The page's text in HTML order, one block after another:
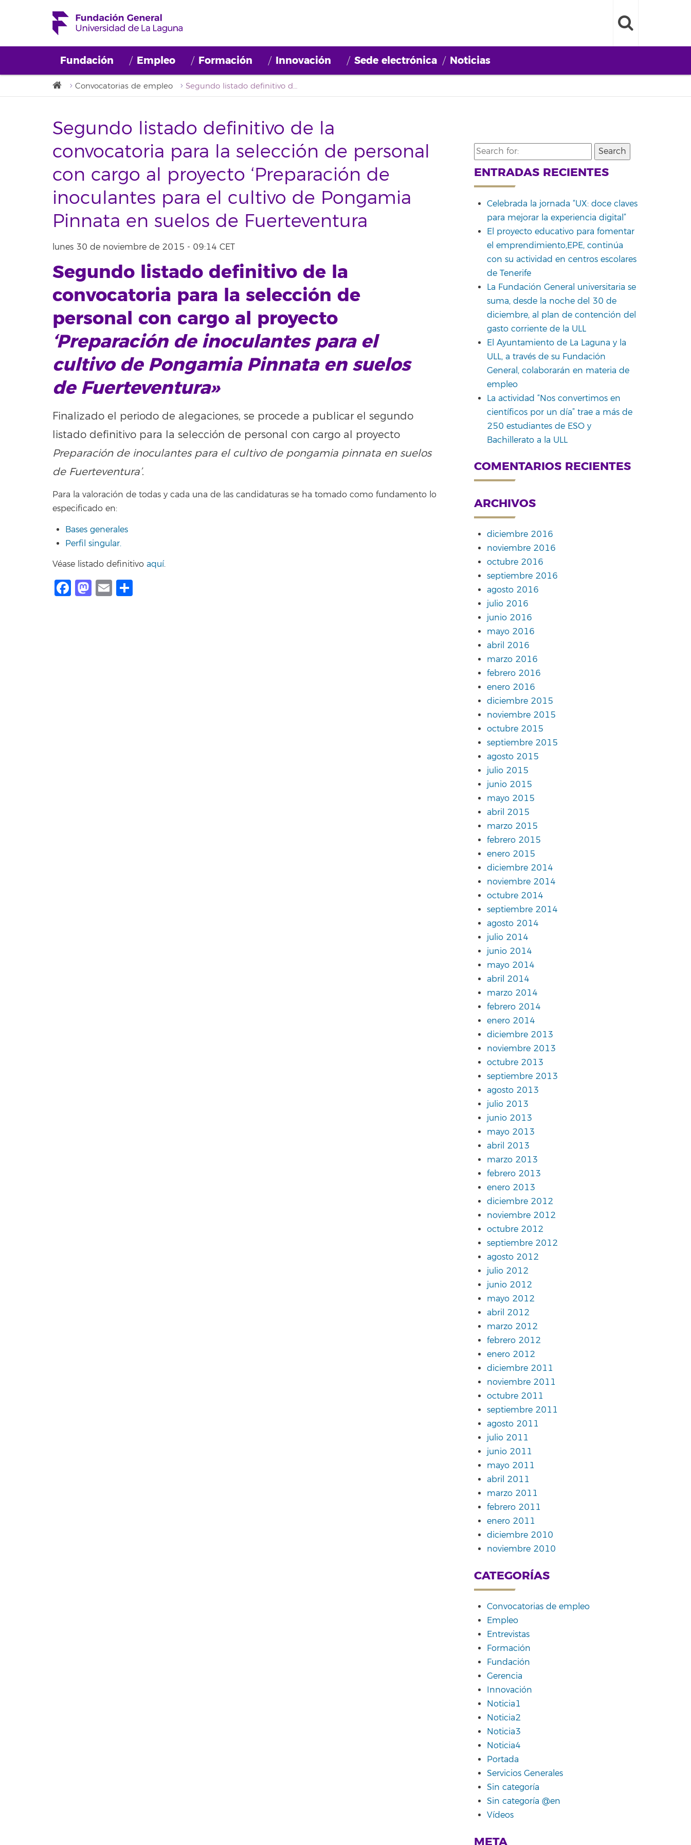
Fundación Empleo Formación Innovación Sede electrónica Noticias
Convocatorias de empleo Segundo listado definitivo de la convocatoria para la selección de personal con cargo al proyecto ‘Preparación de inoculantes para el cultivo de Pongamia Pinnata en suelos de Fuerteventura
Segundo listado definitivo de la
convocatoria para la selección de personal
con cargo al proyecto ‘Preparación de
inoculantes para el cultivo de Pongamia
Pinnata en suelos de Fuerteventura
lunes 30 de noviembre de 2015 - 09:14 CET
Segundo listado definitivo de la
convocatoria para la selección de
personal con cargo al proyecto
‘Preparación de inoculantes para el
cultivo de Pongamia Pinnata en suelos
de Fuerteventura»
Finalizado el periodo de alegaciones, se procede a publicar el segundo
listado definitivo para la selección de personal con cargo al proyecto
Preparación de inoculantes para el cultivo de pongamia pinnata en suelos
de Fuerteventura’.
Para la valoración de todas y cada una de las candidaturas se ha tomado como fundamento lo
especificado en:
Bases generales
Perfil singular.
Véase listado definitivo aquí.
Facebook
Mastodon
Email
Search
for:
ENTRADAS RECIENTES
Celebrada la jornada “UX: doce claves
para mejorar la experiencia digital”
El proyecto educativo para fomentar
el emprendimiento,EPE, continúa
con su actividad en centros escolares
de Tenerife
La Fundación General universitaria se
suma, desde la noche del 30 de
diciembre, al plan de contención del
gasto corriente de la ULL
El Ayuntamiento de La Laguna y la
ULL, a través de su Fundación
General, colaborarán en materia de
empleo
La actividad “Nos convertimos en
científicos por un día” trae a más de
250 estudiantes de ESO y
Bachillerato a la ULL
COMENTARIOS RECIENTES
ARCHIVOS
diciembre 2016
noviembre 2016
octubre 2016
septiembre 2016
agosto 2016
julio 2016
junio 2016
mayo 2016
abril 2016
marzo 2016
febrero 2016
enero 2016
diciembre 2015
noviembre 2015
octubre 2015
septiembre 2015
agosto 2015
julio 2015
junio 2015
mayo 2015
abril 2015
marzo 2015
febrero 2015
enero 2015
diciembre 2014
noviembre 2014
octubre 2014
septiembre 2014
agosto 2014
julio 2014
junio 2014
mayo 2014
abril 2014
marzo 2014
febrero 2014
enero 2014
diciembre 2013
noviembre 2013
octubre 2013
septiembre 2013
agosto 2013
julio 2013
junio 2013
mayo 2013
abril 2013
marzo 2013
febrero 2013
enero 2013
diciembre 2012
noviembre 2012
octubre 2012
septiembre 2012
agosto 2012
julio 2012
junio 2012
mayo 2012
abril 2012
marzo 2012
febrero 2012
enero 2012
diciembre 2011
noviembre 2011
octubre 2011
septiembre 2011
agosto 2011
julio 2011
junio 2011
mayo 2011
abril 2011
marzo 2011
febrero 2011
enero 2011
diciembre 2010
noviembre 2010
CATEGORÍAS
Convocatorias de empleo
Empleo
Entrevistas
Formación
Fundación
Gerencia
Innovación
Noticia1
Noticia2
Noticia3
Noticia4
Portada
Servicios Generales
Sin categoría
Sin categoría @en
Vídeos
META